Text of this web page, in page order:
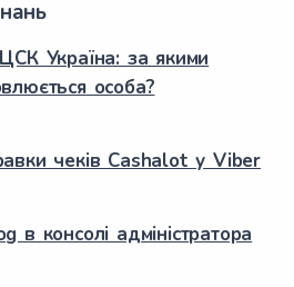
Україна: за якими
особа?
чеків Cashalot у Viber
в консолі адміністратора